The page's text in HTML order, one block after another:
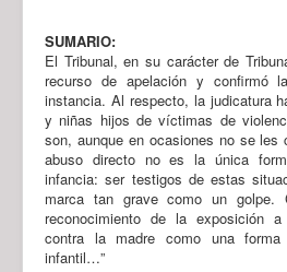
SUMARIO:
El Tribunal, en su carácter de
recurso de apelación y confirmó
instancia. Al respecto, la judicatura
y niñas hijos de víctimas de
son, aunque en ocasiones no se les
abuso directo no es la única
infancia: ser testigos de estas
marca tan grave como un
reconocimiento de la exposición
contra la madre como una
infantil…”